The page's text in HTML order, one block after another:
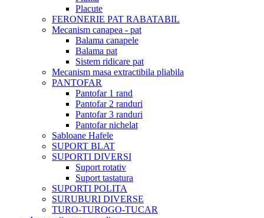
Placute
FERONERIE PAT RABATABIL
Mecanism canapea - pat
Balama canapele
Balama pat
Sistem ridicare pat
Mecanism masa extractibila pliabila
PANTOFAR
Pantofar 1 rand
Pantofar 2 randuri
Pantofar 3 randuri
Pantofar nichelat
Sabloane Hafele
SUPORT BLAT
SUPORTI DIVERSI
Suport rotativ
Suport tastatura
SUPORTI POLITA
SURUBURI DIVERSE
TURO-TUROGO-TUCAR